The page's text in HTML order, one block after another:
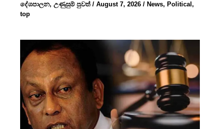
දේශපාලන,උණුසුම් පුවත්/August 7, 2026/ News, Political,
top